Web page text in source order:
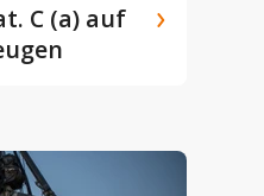
C (a) auf